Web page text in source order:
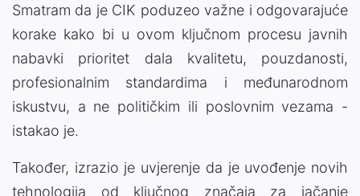
Smatram da je CIK poduzeo važne i odgovarajuće
korake kako bi u ovom ključnom procesu javnih
nabavki prioritet dala kvalitetu, pouzdanosti,
profesionalnim standardima i međunarodnom
iskustvu, a ne političkim ili poslovnim vezama -
istakao je.
Također, izrazio je uvjerenje da je uvođenje novih
tehnologija od ključnog značaja za jačanje